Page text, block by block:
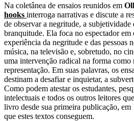
Na coletânea de ensaios reunidos em
hooks interroga narrativas e discute a
de observar a negritude, a subjetividade
branquitude. Ela foca no espectador
experiência da negritude e das pessoas
música, na televisão e, sobretudo, no
uma intervenção radical na forma como
representação. Em suas palavras, os
destinam a desafiar e inquietar, a
Como podem atestar os estudantes,
intelectuais e todos os outros leitores
livro desde sua primeira publicação, em
que estes textos conseguem.